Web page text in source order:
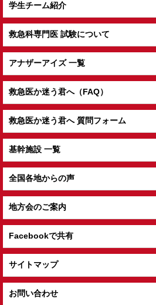
学生チーム紹介
救急科専門医 試験について
アナザーアイズ 一覧
救急医か迷う君へ（FAQ）
救急医か迷う君へ 質問フォーム
基幹施設 一覧
全国各地からの声
地方会のご案内
Facebookで共有
サイトマップ
お問い合わせ